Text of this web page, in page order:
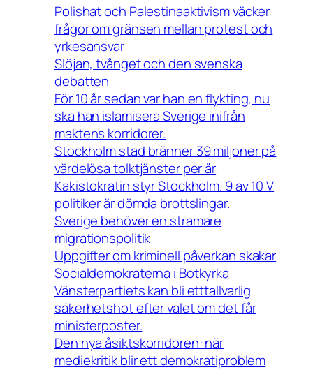
Polishat och Palestinaaktivism väcker
frågor om gränsen mellan protest och
yrkesansvar
Slöjan, tvånget och den svenska
debatten
För 10 år sedan var han en flykting, nu
ska han islamisera Sverige inifrån
maktens korridorer.
Stockholm stad bränner 39 miljoner på
värdelösa tolktjänster per år
Kakistokratin styr Stockholm. 9 av 10 V
politiker är dömda brottslingar.
Sverige behöver en stramare
migrationspolitik
Uppgifter om kriminell påverkan skakar
Socialdemokraterna i Botkyrka
Vänsterpartiets kan bli etttallvarlig
säkerhetshot efter valet om det får
ministerposter.
Den nya åsiktskorridoren: när
mediekritik blir ett demokratiproblem